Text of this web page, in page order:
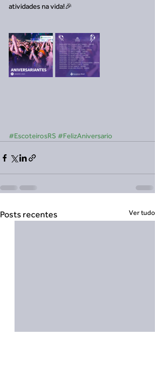
atividades na vida!🎉
#EscoteirosRS #FelizAniversario
Posts recentes Ver tudo